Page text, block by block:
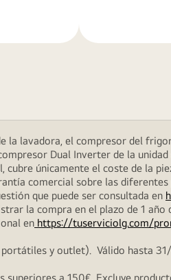
la lavadora, el compresor del
Dual Inverter de la
únicamente el coste de la
comercial sobre las
que puede ser consultada en
la compra en el plazo de 1
en https://tuserviciolg.com/
portátiles y outlet). Válido hasta